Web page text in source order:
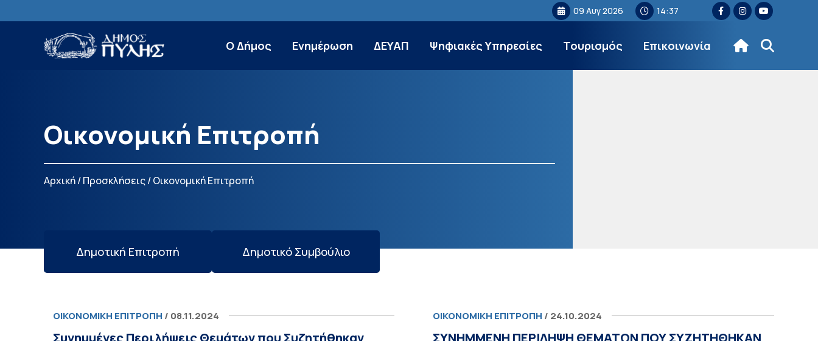
09 Αυγ 2026 14:37
Ο Δήμος Ενημέρωση ΔΕΥΑΠ Ψηφιακές Υπηρεσίες Τουρισμός Επικοινωνία
Οικονομική Επιτροπή
Αρχική/Προσκλήσεις/Οικονομική Επιτροπή
Δημοτική Επιτροπή Δημοτικό Συμβούλιο
ΟΙΚΟΝΟΜΙΚΉ ΕΠΙΤΡΟΠΉ / 08.11.2024
Συνημμένες Περιλήψεις Θεμάτων που Συζητήθηκαν
ΟΙΚΟΝΟΜΙΚΉ ΕΠΙΤΡΟΠΉ / 24.10.2024
ΣΥΝΗΜΜΕΝΗ ΠΕΡΙΛΗΨΗ ΘΕΜΑΤΩΝ ΠΟΥ ΣΥΖΗΤΗΘΗΚΑΝ